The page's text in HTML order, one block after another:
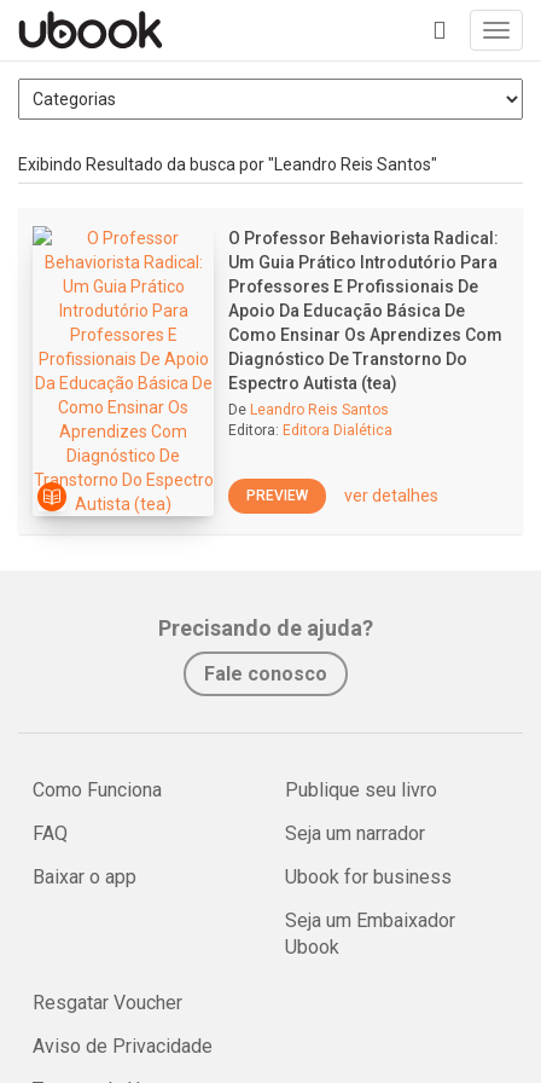
+
Exibindo Resultado da busca por "Leandro Reis Santos"
O Professor Behaviorista Radical:
Um Guia Prático Introdutório Para
Professores E Profissionais De
Apoio Da Educação Básica De
Como Ensinar Os Aprendizes Com
Diagnóstico De Transtorno Do
Espectro Autista (tea)
De Leandro Reis Santos
Editora: Editora Dialética
PREVIEW ver detalhes
Precisando de ajuda?
Fale conosco
Como Funciona
FAQ
Baixar o app
Publique seu livro
Seja um narrador
Ubook for business
Seja um Embaixador
Ubook
Resgatar Voucher
Aviso de Privacidade